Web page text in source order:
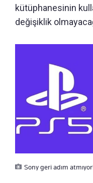
kütüphanesinin
değişiklik
Sony geri adım